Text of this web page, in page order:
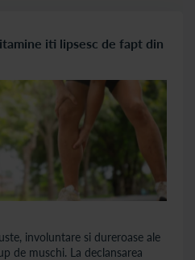
iti lipsesc de fapt din
involuntare si dureroase ale
de muschi. La declansarea